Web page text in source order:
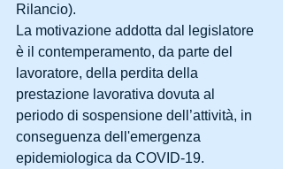
Rilancio).
La motivazione addotta dal legislatore
è il contemperamento, da parte del
lavoratore, della perdita della
prestazione lavorativa dovuta al
periodo di sospensione dell’attività, in
conseguenza dell'emergenza
epidemiologica da COVID-19.